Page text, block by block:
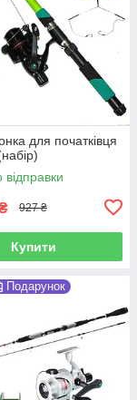
для початківця
відправки
927 ₴
Купити
Подарунок